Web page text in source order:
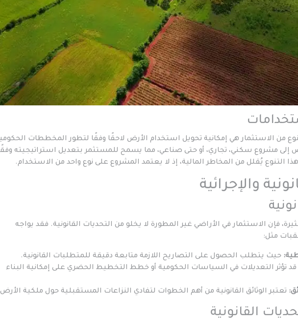
من الاستثمار هي إمكانية تحويل استخدام الأرض لاحقًا وفقًا لتطور المخططات
إلى مشروع سكني، تجاري، أو حتى صناعي، مما يسمح للمستثمر بتعديل استراتيجيته
التنوع يُقلل من المخاطر المالية، إذ لا يعتمد المشروع على نوع واحد من الاستخدام.
والإجرائية
فإن الاستثمار في الأراضي غير المطورة لا يخلو من التحديات القانونية. فقد يواجه
مثل:
حيث يتطلب الحصول على التصاريح اللازمة متابعة دقيقة للمتطلبات القانونية.
قد تؤثر التعديلات في السياسات الحكومية أو خطط التخطيط الحضري على إمكانية البناء
تعتبر الوثائق القانونية من أهم الخطوات لتفادي النزاعات المستقبلية حول ملكية
القانونية